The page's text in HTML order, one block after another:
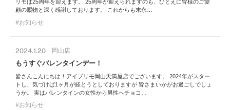
リモは25周年を迎えます。 25周年が迎えられますのも、ひとえに皆様のご愛
顧の賜物と深く感謝しております。 これからも末永…
お知らせ
2024.1.20 岡山店
もうすぐバレンタインデー！
皆さんこんにちは！アイプリモ岡山天満屋店でございます。 2024年がスター
トし、気づけば1ヶ月が経とうとしておりますが 皆さまいかがお過ごしでしょ
うか。 実はバレンタインの女性から男性へチョコ…
お知らせ